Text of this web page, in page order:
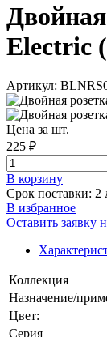
Electric
Артикул:
Цена за шт.
225 ₽
В корзинy
Срок поставки: 2
В избранное
Оставить заявку
Коллекция
Назначение/
Цвет:
Серия